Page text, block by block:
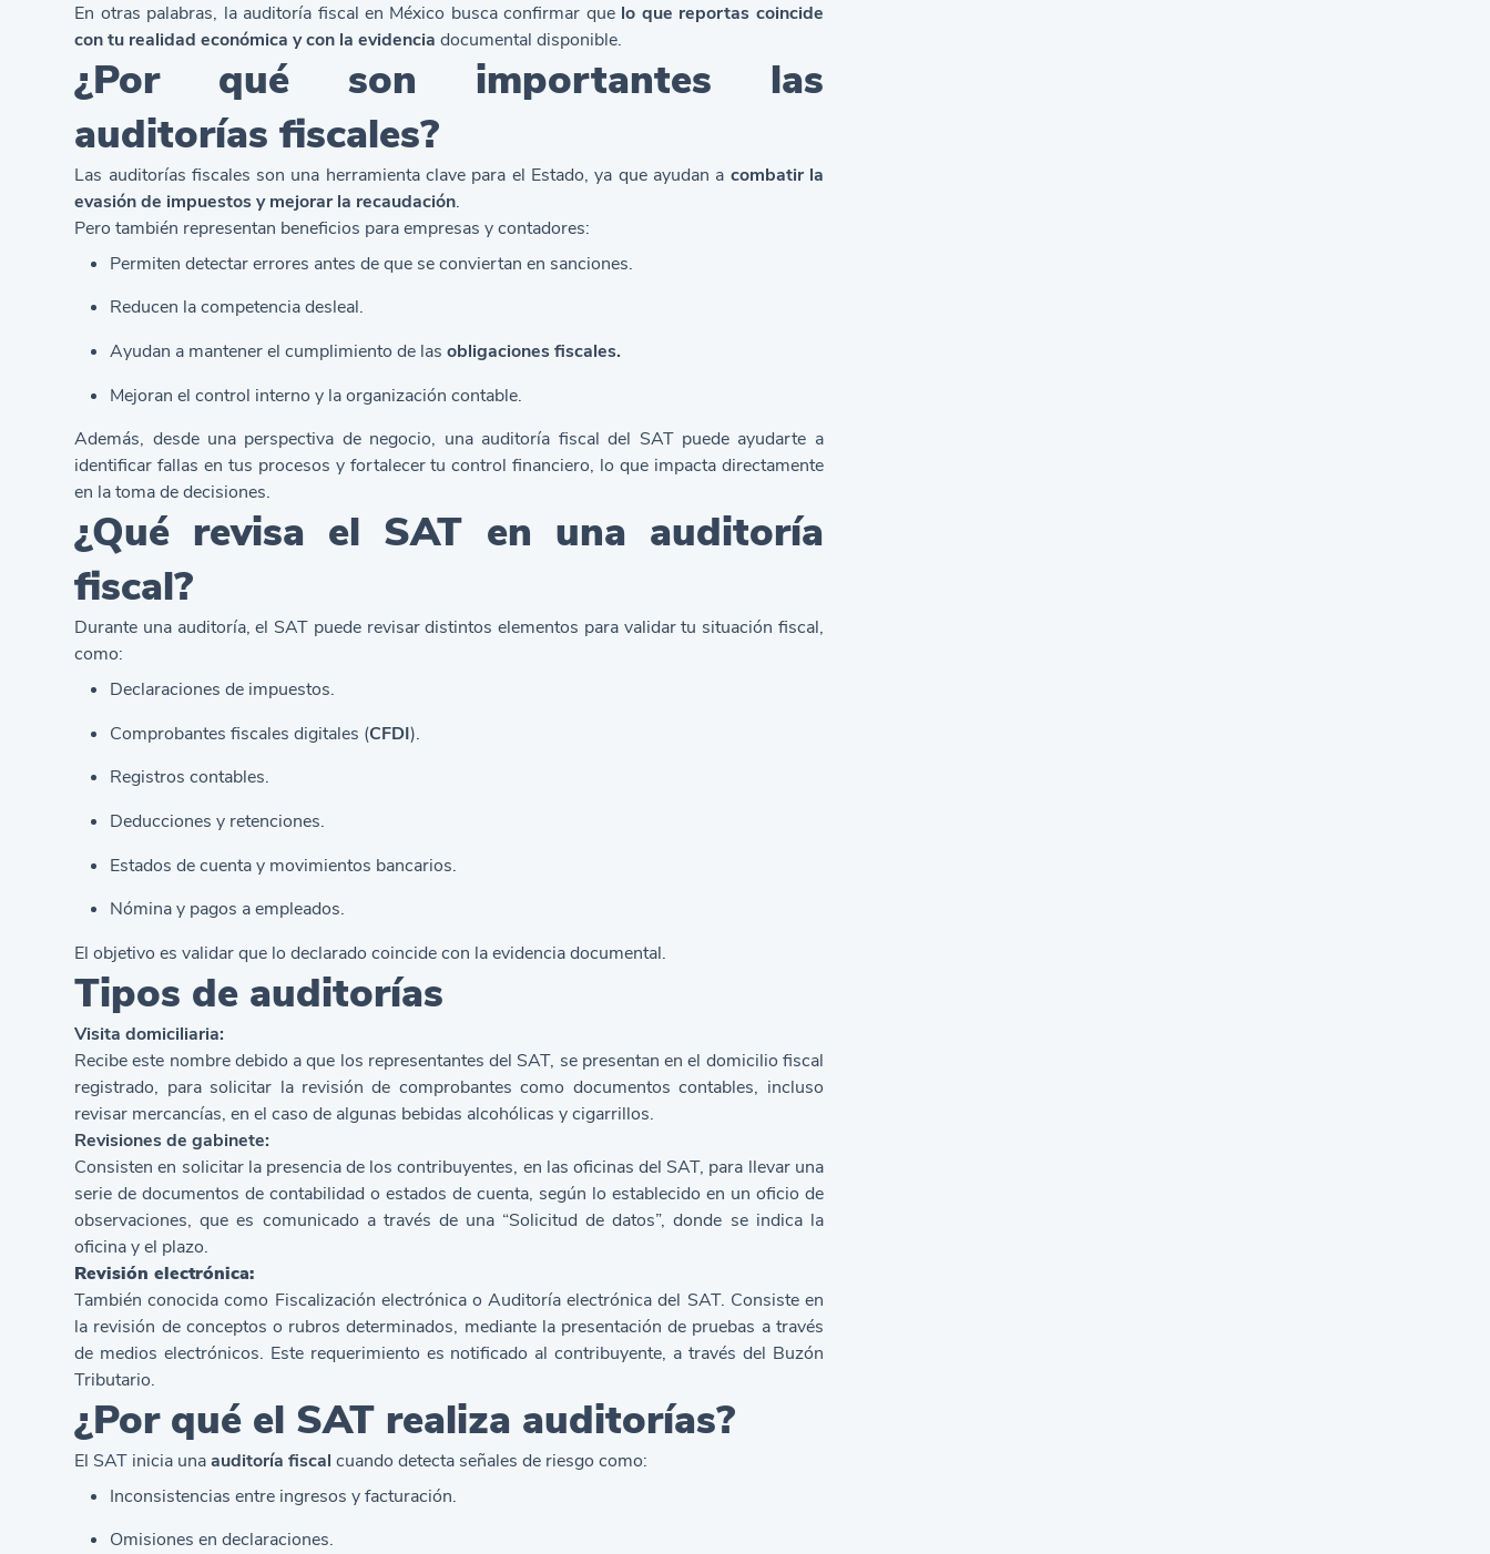
En otras palabras, la auditoría fiscal en México busca confirmar que lo que reportas coincide
con tu realidad económica y con la evidencia documental disponible.
¿Por qué son importantes las
auditorías fiscales?
Las auditorías fiscales son una herramienta clave para el Estado, ya que ayudan a combatir la
evasión de impuestos y mejorar la recaudación.
Pero también representan beneficios para empresas y contadores:
Permiten detectar errores antes de que se conviertan en sanciones.
Reducen la competencia desleal.
Ayudan a mantener el cumplimiento de lasobligaciones fiscales.
Mejoran el control interno y la organización contable.
Además, desde una perspectiva de negocio, una auditoría fiscal del SAT puede ayudarte a
identificar fallas en tus procesos y fortalecer tu control financiero, lo que impacta directamente
en la toma de decisiones.
¿Qué revisa el SAT en una auditoría
fiscal?
Durante una auditoría, el SAT puede revisar distintos elementos para validar tu situación fiscal,
como:
Declaraciones de impuestos.
Comprobantes fiscales digitales (CFDI).
Registros contables.
Deducciones y retenciones.
Estados de cuenta y movimientos bancarios.
Nómina y pagos a empleados.
El objetivo es validar que lo declarado coincide con la evidencia documental.
Tipos de auditorías
Visita domiciliaria:
Recibe este nombre debido a que los representantes del SAT, se presentan en el domicilio fiscal
registrado, para solicitar la revisión de comprobantes como documentos contables, incluso
revisar mercancías, en el caso de algunas bebidas alcohólicas y cigarrillos.
Revisiones de gabinete:
Consisten en solicitar la presencia de los contribuyentes, en las oficinas del SAT, para llevar una
serie de documentos de contabilidad o estados de cuenta, según lo establecido en un oficio de
observaciones, que es comunicado a través de una “Solicitud de datos”, donde se indica la
oficina y el plazo.
Revisión electrónica:
También conocida como Fiscalización electrónica o Auditoría electrónica del SAT. Consiste en
la revisión de conceptos o rubros determinados, mediante la presentación de pruebas a través
de medios electrónicos. Este requerimiento es notificado al contribuyente, a través del Buzón
Tributario.
¿Por qué el SAT realiza auditorías?
El SAT inicia unaauditoría fiscalcuando detecta señales de riesgo como:
Inconsistencias entre ingresos y facturación.
Omisiones en declaraciones.